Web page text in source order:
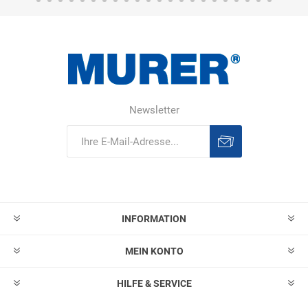
Newsletter
INFORMATION
MEIN KONTO
HILFE & SERVICE